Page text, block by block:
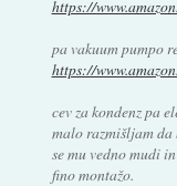
https://
pa vakuum pumpo
https://
cev za kondenz pa
malo razmišljam da
se mu vedno mudi
fino montažo.